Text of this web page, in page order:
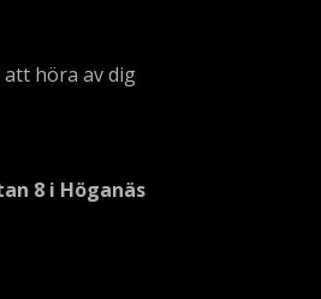
höra av dig
8 i Höganäs